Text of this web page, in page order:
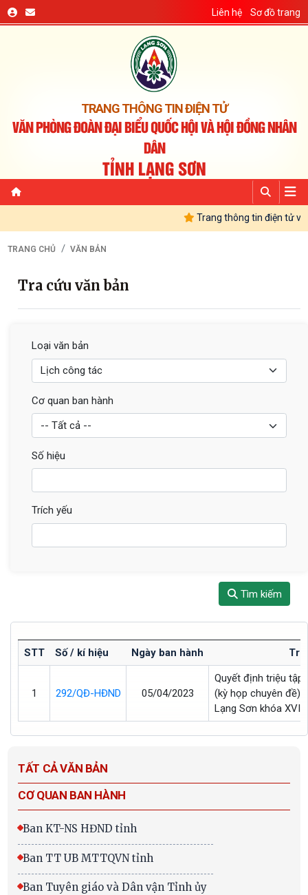
Liên hệ Sơ đồ trang
TRANG THÔNG TIN ĐIỆN TỬ
VĂN PHÒNG ĐOÀN ĐẠI BIỂU QUỐC HỘI VÀ HỘI ĐỒNG NHÂN
DÂN
TỈNH LẠNG SƠN
Trang thông tin điện tử
TRANG CHỦ VĂN BẢN
Tra cứu văn bản
Loại văn bản
Cơ quan ban hành
Số hiệu
Trích yếu
Tìm kiếm
STT Số / kí hiệu Ngày ban hành
1 292/QĐ-HĐND 05/04/2023
Quyết định triệu tập
(kỳ họp chuyên đề)
Lạng Sơn khóa
TẤT CẢ VĂN BẢN
CƠ QUAN BAN HÀNH
Ban KT-NS HĐND tỉnh
Ban TT UB MTTQVN tỉnh
Ban Tuyên giáo và Dân vận Tỉnh ủy